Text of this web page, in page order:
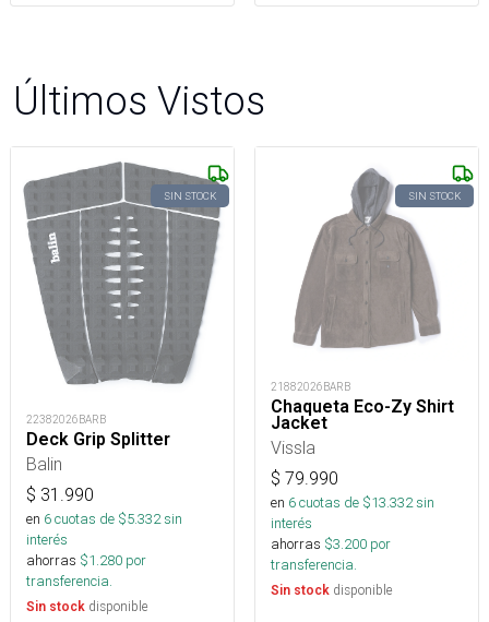
Últimos Vistos
SIN STOCK
22382026BARB
Deck Grip Splitter
Balin
$ 31.990
en 6cuotas de $5.332sin
interés
ahorras $1.280 por
transferencia.
Sin stock disponible
SIN STOCK
21882026BARB
Chaqueta Eco-Zy Shirt
Jacket
Vissla
$ 79.990
en 6cuotas de $13.332sin
interés
ahorras $3.200 por
transferencia.
Sin stock disponible